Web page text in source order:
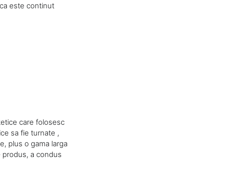
este continut
care folosesc
sa fie turnate ,
plus o gama larga
produs, a condus